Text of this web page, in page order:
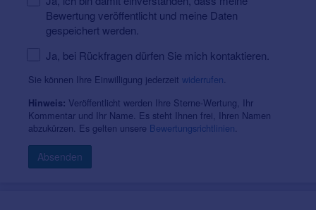
Bewertung veröffentlicht und meine Daten
gespeichert werden.
Ja, bei Rückfragen dürfen Sie mich kontaktieren.
Sie können Ihre Einwilligung jederzeit widerrufen.
Hinweis: Veröffentlicht werden Ihre Sterne-Wertung, Ihr
Kommentar und Ihr Name. Es steht Ihnen frei, Ihren Namen
abzukürzen. Es gelten unsere Bewertungsrichtlinien.
Absenden